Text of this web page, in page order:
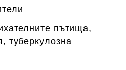
пътища,
туберкулозна